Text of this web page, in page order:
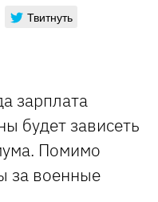
Твитнуть
зарплата
будет зависеть
Помимо
за военные